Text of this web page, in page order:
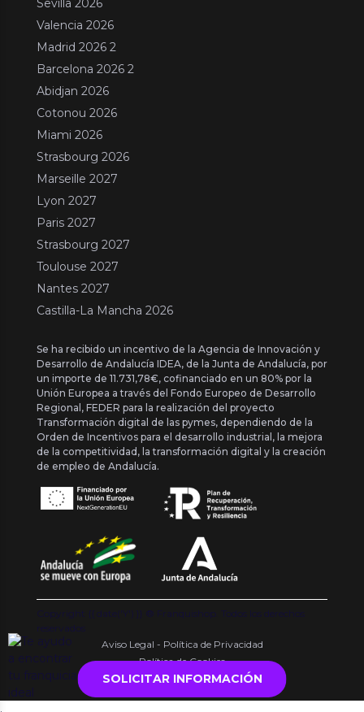
SOLICITAR INFORMACIÓN
Sevilla 2026
Valencia 2026
Madrid 2026 2
Barcelona 2026 2
Abidjan 2026
Cotonou 2026
Miami 2026
Strasbourg 2026
Marseille 2027
Lyon 2027
Paris 2027
Strasbourg 2027
Toulouse 2027
Nantes 2027
Castilla-La Mancha 2026
Se ha recibido un incentivo de la Agencia de Innovación y
Desarrollo de Andalucía IDEA, de la Junta de Andalucía, por
un importe de 11.731,78€, cofinanciado en un 80% por la
Unión Europea a través del Fondo Europeo de Desarrollo
Regional, FEDER para la realización del proyecto
Transformación digital de las pymes, dependiendo de la
Orden de Incentivos para el desarrollo industrial, la mejora
de la competitividad, la transformación digital y la creación
de empleo de Andalucía.
Copyright {{ date('Y') }} ® Franquishop. Todos los derechos
reservados
Aviso Legal - Política de Privacidad
Política de Cookies
.